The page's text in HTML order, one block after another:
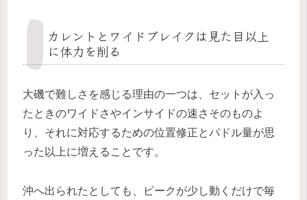
カレントとワイドブレイクは見た目以上
に体力を削る
大磯で難しさを感じる理由の一つは、セットが入っ
たときのワイドさやインサイドの速さそのものよ
り、それに対応するための位置修正とパドル量が思
った以上に増えることです。
沖へ出られたとしても、ピークが少し動くだけで毎